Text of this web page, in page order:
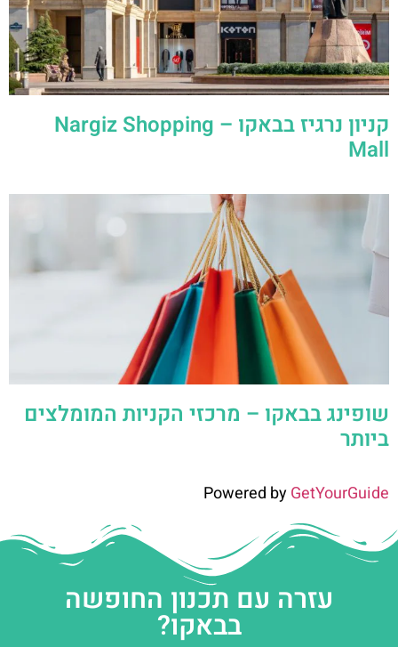
קניון נרגיז בבאקו – ‪Nargiz Shopping
Mall‬
שופינג בבאקו – מרכזי הקניות המומלצים
ביותר
Powered byGetYourGuide
עזרה עם תכנון החופשה
בבאקו?